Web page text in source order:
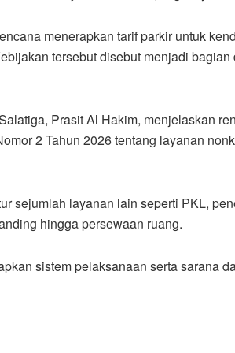
menerapkan tarif parkir untuk
tersebut disebut menjadi
Prasit Al Hakim, menjelaskan
2 Tahun 2026 tentang layanan
sejumlah layanan lain seperti PKL,
hingga persewaan ruang.
sistem pelaksanaan serta sarana